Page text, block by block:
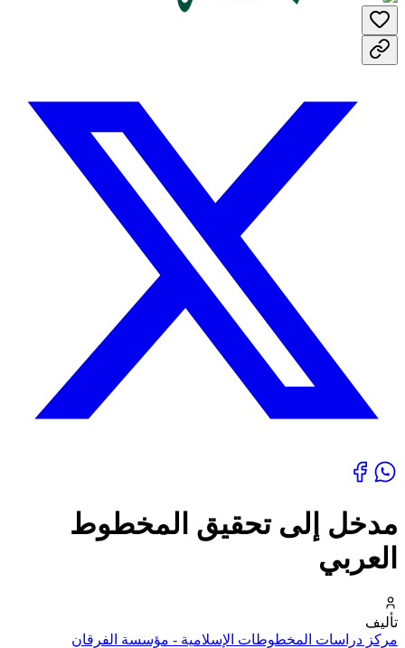
مدخل إلى تحقيق المخطوط
العربي
تأليف
مركز دراسات المخطوطات الإسلامية - مؤسسة الفرقان